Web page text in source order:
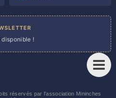
disponible !
réservés par l'association Mininches